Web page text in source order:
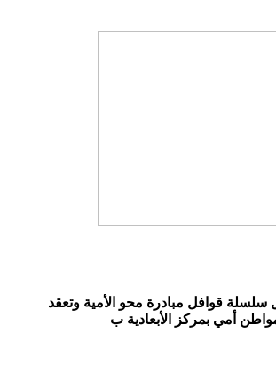
قوافل مبادرة محو الأمية وتعقد